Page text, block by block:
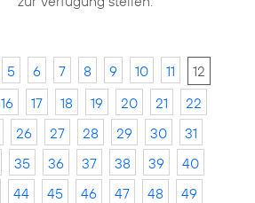
5 6 7 8 9 10 11
12
16 17 18 19 20 21
22
26 27 28 29 30
31
35 36 37 38 39
40
44 45 46 47 48
49